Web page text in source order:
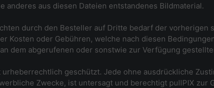
anderes aus diesen Dateien entstandenes Bildmaterial.
durch den Besteller auf Dritte bedarf der vorherigen
Kosten oder Gebühren, welche nach diesen
dem abgerufenen oder sonstwie zur Verfügung
geschützt. Jede ohne ausdrückliche
Zwecke, ist untersagt und berechtigt pullPIX zur